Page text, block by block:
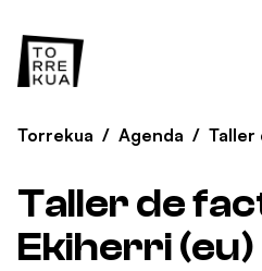
Torrekua / Agenda /
Taller de
Ekiherri (eu)